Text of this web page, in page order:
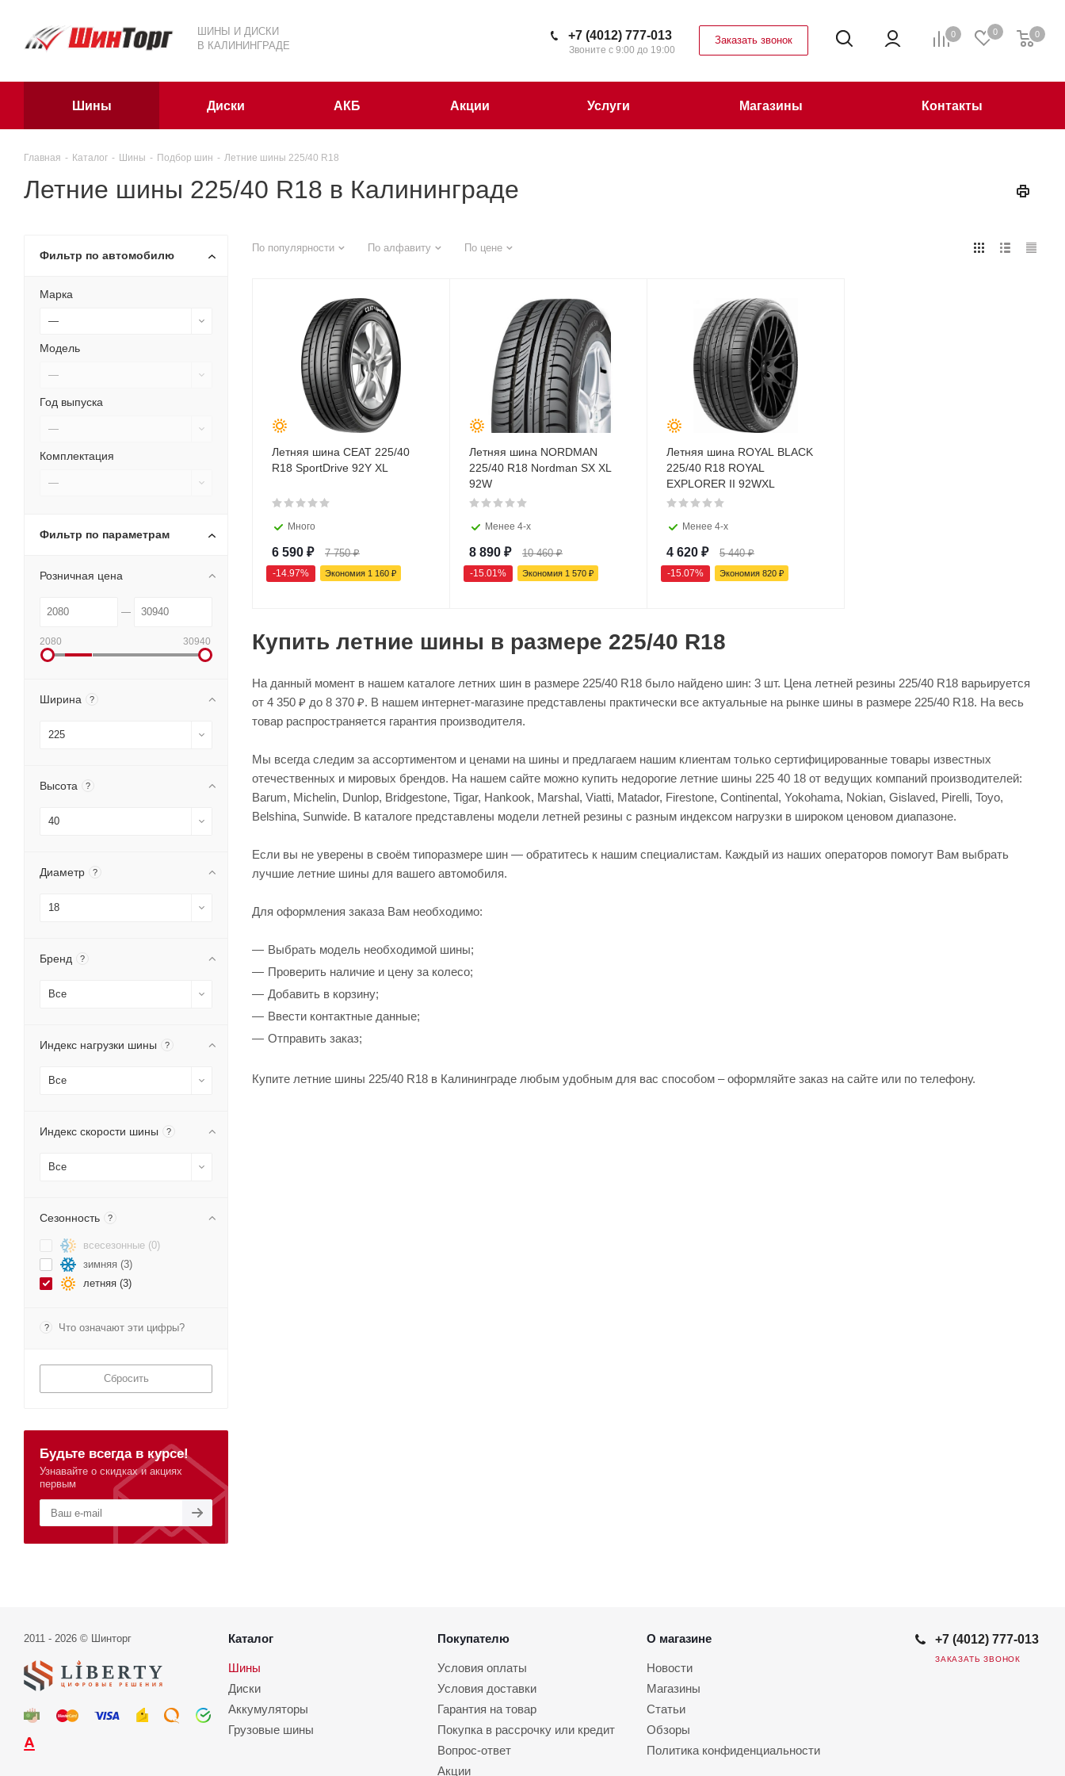
ШИНЫ И ДИСКИ
В КАЛИНИНГРАДЕ
0 0 0
+7 (4012) 777-013
Звоните с 9:00 до 19:00
Заказать звонок
Шины Диски АКБ Акции Услуги Магазины Контакты
Главная - Каталог - Шины - Подбор шин - Летние шины 225/40 R18
Летние шины 225/40 R18 в Калининграде
По популярности По алфавиту По цене
Летняя шина CEAT 225/40
R18 SportDrive 92Y XL
Много
6 590 ₽ 7 750₽
-14.97% Экономия 1 160 ₽
Летняя шина NORDMAN
225/40 R18 Nordman SX XL
92W
Менее 4-х
8 890 ₽ 10 460₽
-15.01% Экономия 1 570 ₽
Летняя шина ROYAL BLACK
225/40 R18 ROYAL
EXPLORER II 92WXL
Менее 4-х
4 620 ₽ 5 440₽
-15.07% Экономия 820 ₽
Купить летние шины в размере 225/40 R18
На данный момент в нашем каталоге летних шин в размере 225/40 R18 было найдено шин: 3 шт. Цена летней резины 225/40 R18 варьируется
от 4 350 ₽ до 8 370 ₽. В нашем интернет-магазине представлены практически все актуальные на рынке шины в размере 225/40 R18. На весь
товар распространяется гарантия производителя.
Мы всегда следим за ассортиментом и ценами на шины и предлагаем нашим клиентам только сертифицированные товары известных
отечественных и мировых брендов. На нашем сайте можно купить недорогие летние шины 225 40 18 от ведущих компаний производителей:
Barum, Michelin, Dunlop, Bridgestone, Tigar, Hankook, Marshal, Viatti, Matador, Firestone, Continental, Yokohama, Nokian, Gislaved, Pirelli, Toyo,
Belshina, Sunwide. В каталоге представлены модели летней резины с разным индексом нагрузки в широком ценовом диапазоне.
Если вы не уверены в своём типоразмере шин — обратитесь к нашим специалистам. Каждый из наших операторов помогут Вам выбрать
лучшие летние шины для вашего автомобиля.
Для оформления заказа Вам необходимо:
Выбрать модель необходимой шины;
Проверить наличие и цену за колесо;
Добавить в корзину;
Ввести контактные данные;
Отправить заказ;
Купите летние шины 225/40 R18 в Калининграде любым удобным для вас способом – оформляйте заказ на сайте или по телефону.
Фильтр по автомобилю
Марка
—
Модель
—
Год выпуска
—
Комплектация
—
Фильтр по параметрам
Розничная цена
2080 30940
Ширина ?
225
Высота ?
40
Диаметр ?
18
Бренд ?
Все
Индекс нагрузки шины ?
Все
Индекс скорости шины ?
Все
Сезонность ?
всесезонные (0)
зимняя (3)
летняя (3)
? Что означают эти цифры?
Сбросить
Будьте всегда в курсе!
Узнавайте о скидках и акциях
первым
2011 - 2026 © Шинторг Каталог
Шины
Диски
Аккумуляторы
Грузовые шины
Покупателю
Условия оплаты
Условия доставки
Гарантия на товар
Покупка в рассрочку или кредит
Вопрос-ответ
Акции
О магазине
Новости
Магазины
Статьи
Обзоры
Политика конфиденциальности
+7 (4012) 777-013
ЗАКАЗАТЬ ЗВОНОК